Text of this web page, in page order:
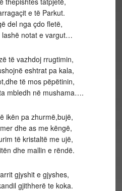
e të Parkut.
del nga çdo fletë,
lashë notat e vargut…
të vazhdoj rrugtimin,
eshtrat pa kala,
të mos pëpëtinin,
mbledh në mushama….
ikën pa zhurmë,bujë,
dhe as me këngë,
të kristaltë me ujë,
dhe mallin e rëndë.
gjyshit e gjyshes,
gjithherë te koka.